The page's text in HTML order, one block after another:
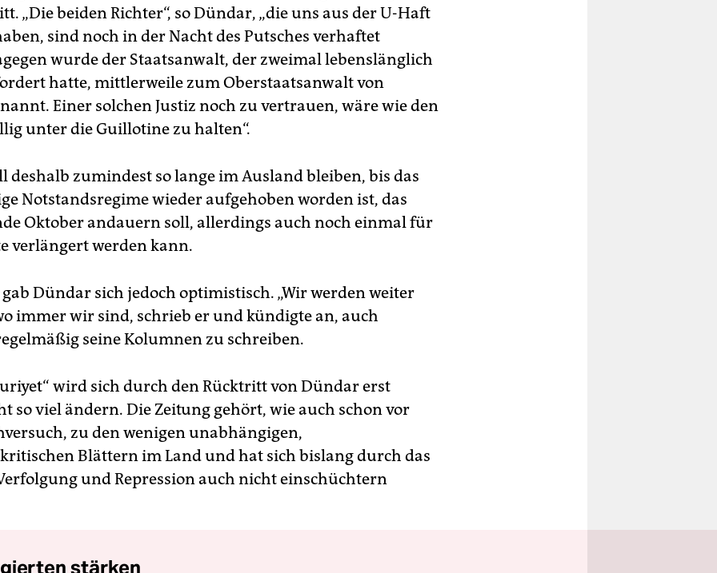
„Die beiden Richter“, so Dündar, „die uns aus der U-Haft
sind noch in der Nacht des Putsches verhaftet
wurde der Staatsanwalt, der zweimal lebenslänglich
hatte, mittlerweile zum Oberstaatsanwalt von
Einer solchen Justiz noch zu vertrauen, wäre wie den
unter die Guillotine zu halten“.
deshalb zumindest so lange im Ausland bleiben, bis das
Notstandsregime wieder aufgehoben worden ist, das
Oktober andauern soll, allerdings auch noch einmal für
verlängert werden kann.
Dündar sich jedoch optimistisch. „Wir werden weiter
immer wir sind, schrieb er und kündigte an, auch
seine Kolumnen zu schreiben.
wird sich durch den Rücktritt von Dündar erst
so viel ändern. Die Zeitung gehört, wie auch schon vor
zu den wenigen unabhängigen,
Blättern im Land und hat sich bislang durch das
und Repression auch nicht einschüchtern
stärken